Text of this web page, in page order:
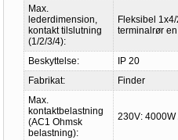
Max.
lederdimension,
kontakt tilslutning
(1/2/3/4):
Fleksibel
terminalrør
Beskyttelse:
IP 20
Fabrikat:
Finder
Max.
kontaktbelastning
(AC1 Ohmsk
belastning):
230V: 4000W